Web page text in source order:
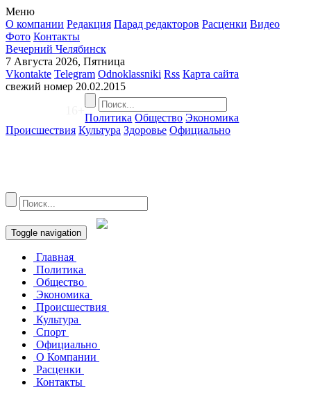
Меню
О компании Редакция Парад редакторов Расценки Видео
Фото Контакты
Вечерний Челябинск
7 Августа 2026, Пятница
Vkontakte Telegram Odnoklassniki Rss Карта сайта
свежий номер 20.02.2015
16+
Политика Общество Экономика
Происшествия Культура Здоровье Официально
Toggle navigation
Главная
Политика
Общество
Экономика
Происшествия
Культура
Спорт
Официально
О Компании
Расценки
Контакты